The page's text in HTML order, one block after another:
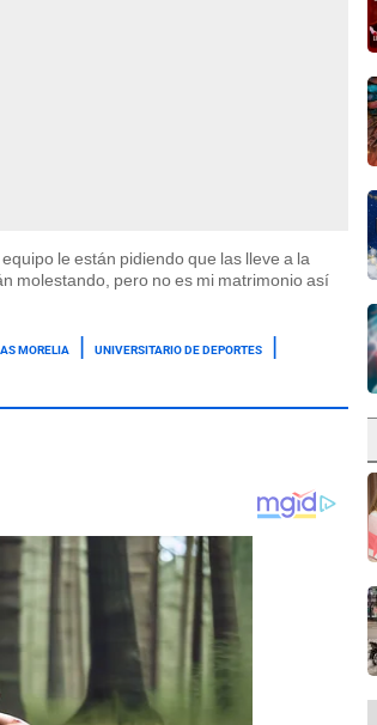
le están pidiendo que las lleve a la
molestando, pero no es mi matrimonio así
MORELIA
UNIVERSITARIO DE DEPORTES